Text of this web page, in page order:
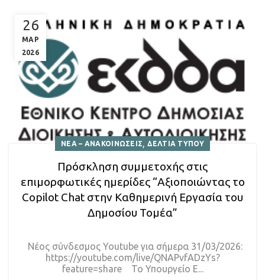
26
ΜΑΡ
2026
ΝΕΑ – ΑΝΑΚΟΙΝΩΣΕΙΣ,ΔΕΛΤΙΑ ΤΥΠΟΥ
Πρόσκληση συμμετοχής στις
επιμορφωτικές ημερίδες “Αξιοποιώντας το
Copilot Chat στην Καθημερινή Εργασία του
Δημοσίου Τομέα”
Νέος σύνδεσμος Youtube για σήμερα 31/03/2026:
https://youtube.com/live/QNAPvfADzYs?
feature=share Το Υπουργείο Ε...